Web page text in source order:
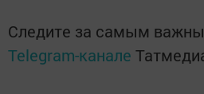
Следите за самым
Telegram-канале